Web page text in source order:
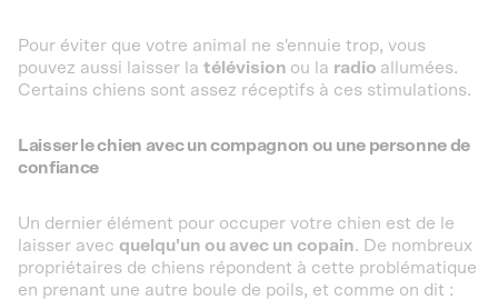
Pour éviter que votre animal ne s'ennuie trop, vous
pouvez aussi laisser la télévision ou la radio allumées.
Certains chiens sont assez réceptifs à ces stimulations.
Laisser le chien avec un compagnon ou une personne de
confiance
Un dernier élément pour occuper votre chien est de le
laisser avec quelqu'un ou avec un copain. De nombreux
propriétaires de chiens répondent à cette problématique
en prenant une autre boule de poils, et comme on dit :